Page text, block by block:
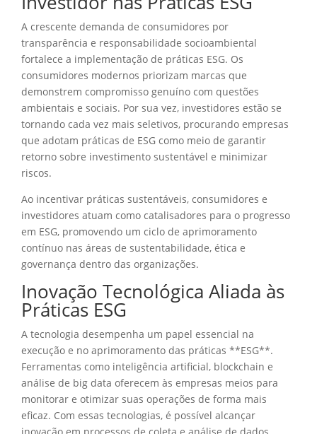
A crescente demanda de consumidores por
transparência e responsabilidade socioambiental
fortalece a implementação de práticas ESG. Os
consumidores modernos priorizam marcas que
demonstrem compromisso genuíno com questões
ambientais e sociais. Por sua vez, investidores estão se
tornando cada vez mais seletivos, procurando empresas
que adotam práticas de ESG como meio de garantir
retorno sobre investimento sustentável e minimizar
riscos.
Ao incentivar práticas sustentáveis, consumidores e
investidores atuam como catalisadores para o progresso
em ESG, promovendo um ciclo de aprimoramento
contínuo nas áreas de sustentabilidade, ética e
governança dentro das organizações.
Inovação Tecnológica Aliada às
Práticas ESG
A tecnologia desempenha um papel essencial na
execução e no aprimoramento das práticas **ESG**.
Ferramentas como inteligência artificial, blockchain e
análise de big data oferecem às empresas meios para
monitorar e otimizar suas operações de forma mais
eficaz. Com essas tecnologias, é possível alcançar